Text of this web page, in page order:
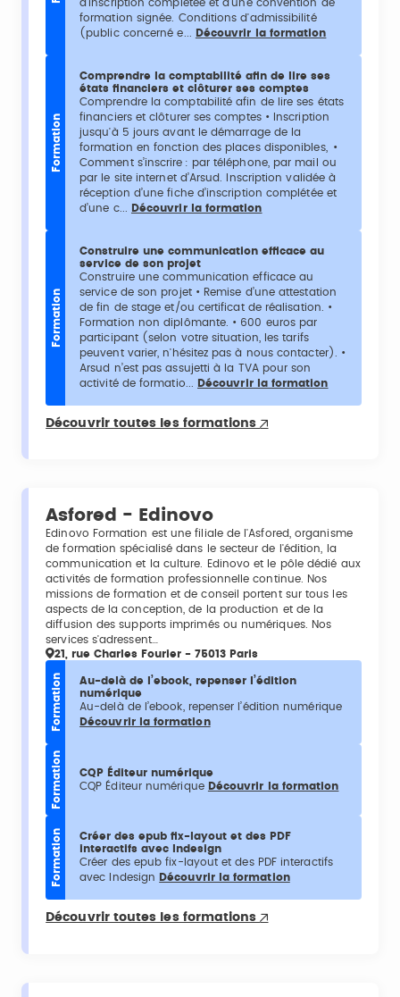
d’inscription complétée et d’une convention de
formation signée. Conditions d'admissibilité
(public concerné e...
Découvrir la formation
Formation
Comprendre la comptabilité afin de lire ses
états financiers et clôturer ses comptes
Comprendre la comptabilité afin de lire ses états
financiers et clôturer ses comptes • Inscription
jusqu'à 5 jours avant le démarrage de la
formation en fonction des places disponibles, •
Comment s’inscrire : par téléphone, par mail ou
par le site internet d’Arsud. Inscription validée à
réception d’une fiche d’inscription complétée et
d’une c...
Découvrir la formation
Formation
Construire une communication efficace au
service de son projet
Construire une communication efficace au
service de son projet • Remise d’une attestation
de fin de stage et/ou certificat de réalisation. •
Formation non diplômante. • 600 euros par
participant (selon votre situation, les tarifs
peuvent varier, n'hésitez pas à nous contacter). •
Arsud n’est pas assujetti à la TVA pour son
activité de formatio...
Découvrir la formation
Découvrir toutes les formations
Asfored - Edinovo
Edinovo Formation est une filiale de l'Asfored, organisme
de formation spécialisé dans le secteur de l'édition, la
communication et la culture. Edinovo et le pôle dédié aux
activités de formation professionnelle continue. Nos
missions de formation et de conseil portent sur tous les
aspects de la conception, de la production et de la
diffusion des supports imprimés ou numériques. Nos
services s'adressent…
21, rue Charles Fourier - 75013 Paris
Formation
Au-delà de l’ebook, repenser l’édition
numérique
Au-delà de l’ebook, repenser l’édition numérique
Découvrir la formation
Formation
CQP Éditeur numérique
CQP Éditeur numérique Découvrir la formation
Formation
Créer des epub fix-layout et des PDF
interactifs avec Indesign
Créer des epub fix-layout et des PDF interactifs
avec Indesign
Découvrir la formation
Découvrir toutes les formations